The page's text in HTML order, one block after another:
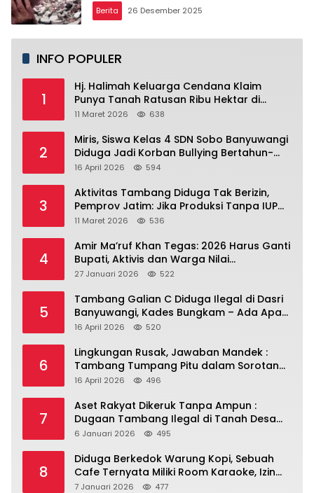
Berita 26 Desember 2025
INFO POPULER
1
Hj. Halimah Keluarga Cendana Klaim
Punya Tanah Ratusan Ribu Hektar di
Banyuwangi.
11 Maret 2026 638
2
Miris, Siswa Kelas 4 SDN Sobo Banyuwangi
Diduga Jadi Korban Bullying Bertahun-
tahun, Terjadi di Depan Masjid Perumahan
16 April 2026 594
3
Aktivitas Tambang Diduga Tak Berizin,
Pemprov Jatim: Jika Produksi Tanpa IUP
Itu Pelanggaran Hukum
11 Maret 2026 536
4
Amir Ma’ruf Khan Tegas: 2026 Harus Ganti
Bupati, Aktivis dan Warga Nilai
Kepemimpinan Saat Ini Gagal Jawab
27 Januari 2026 522
5
Tambang Galian C Diduga Ilegal di Dasri
Banyuwangi, Kades Bungkam – Ada Apa
Ya?
16 April 2026 520
6
Lingkungan Rusak, Jawaban Mandek :
Tambang Tumpang Pitu dalam Sorotan
Tajam
16 April 2026 496
7
Aset Rakyat Dikeruk Tanpa Ampun :
Dugaan Tambang Ilegal di Tanah Desa
Dasri Menguat
6 Januari 2026 495
8
Diduga Berkedok Warung Kopi, Sebuah
Cafe Ternyata Miliki Room Karaoke, Izin
Dipertanyakan!!!.
7 Januari 2026 477